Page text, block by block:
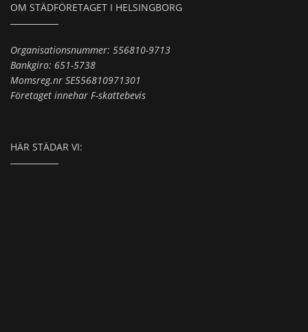
OM STÄDFÖRETAGET I HELSINGBORG
Organisationsnummer: 556810-9713
Bankgiro: 651-5738
Momsreg.nr SE556810971301
Företaget innehar F-skattebevis
HÄR STÄDAR VI: